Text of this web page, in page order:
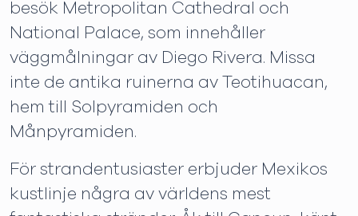
besök Metropolitan Cathedral och
National Palace, som innehåller
väggmålningar av Diego Rivera. Missa
inte de antika ruinerna av Teotihuacan,
hem till Solpyramiden och
Månpyramiden.
För strandentusiaster erbjuder Mexikos
kustlinje några av världens mest